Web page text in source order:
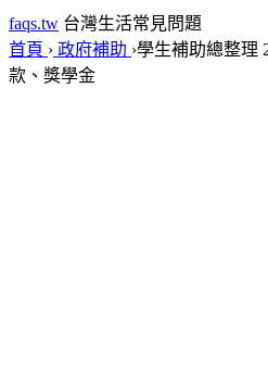
faqs.tw 台灣生活常見問題
首頁 › 政府補助 ›學生補助總整理
款、獎學金